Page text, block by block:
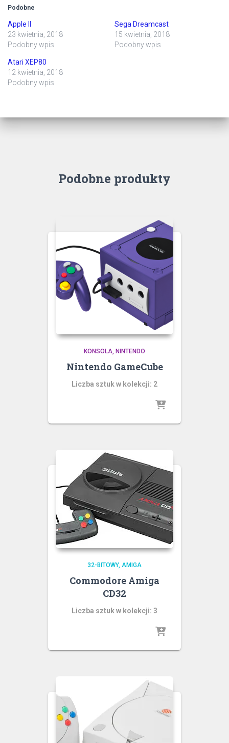
Podobne
Apple II
23 kwietnia, 2018
Podobny wpis
Sega Dreamcast
15 kwietnia, 2018
Podobny wpis
Atari XEP80
12 kwietnia, 2018
Podobny wpis
Podobne produkty
KONSOLA NINTENDO
Nintendo GameCube
Liczba sztuk w kolekcji: 2
32-BITOWY AMIGA
Commodore Amiga
CD32
Liczba sztuk w kolekcji: 3